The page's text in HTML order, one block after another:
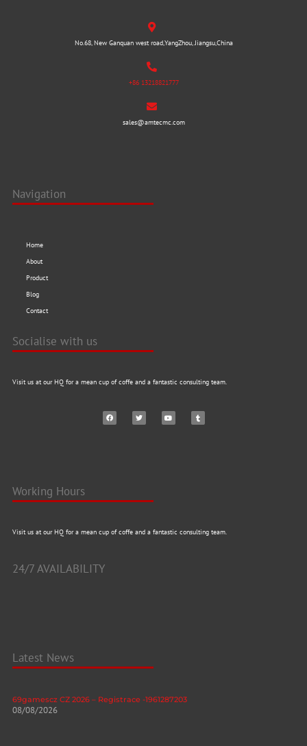
No.68, New Ganquan west road,YangZhou, Jiangsu,China
+86 13218821777
sales@amtecmc.com
Navigation
Home
About
Product
Blog
Contact
Socialise with us
Visit us at our HQ for a mean cup of coffe and a fantastic consulting team.
Working Hours
Visit us at our HQ for a mean cup of coffe and a fantastic consulting team.
24/7 AVAILABILITY
Latest News
69gamescz CZ 2026 – Registrace -1961287203
08/08/2026